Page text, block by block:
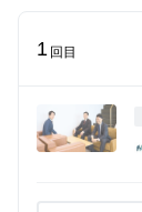
1 回目
ロ
ン